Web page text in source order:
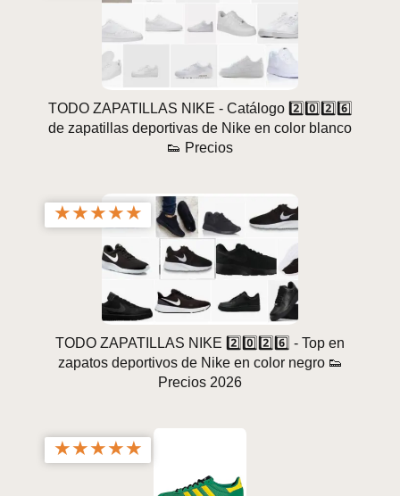
TODO ZAPATILLAS NIKE - Catálogo 2️⃣0️⃣2️⃣6️⃣
de zapatillas deportivas de Nike en color blanco
👟 Precios
★★★★★
TODO ZAPATILLAS NIKE 2️⃣0️⃣2️⃣6️⃣ - Top en
zapatos deportivos de Nike en color negro 👟
Precios 2026
★★★★★